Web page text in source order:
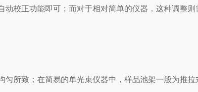
校正功能即可；而对于相对简单的仪器，这种调整则
所致；在简易的单光束仪器中，样品池架一般为推拉